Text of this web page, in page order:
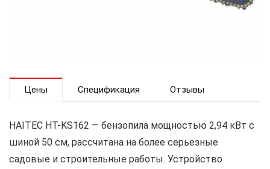
Цены Спецификация Отзывы
HAITEC HT-KS162 — бензопила мощностью 2,94 кВт с
шиной 50 см, рассчитана на более серьезные
садовые и строительные работы. Устройство